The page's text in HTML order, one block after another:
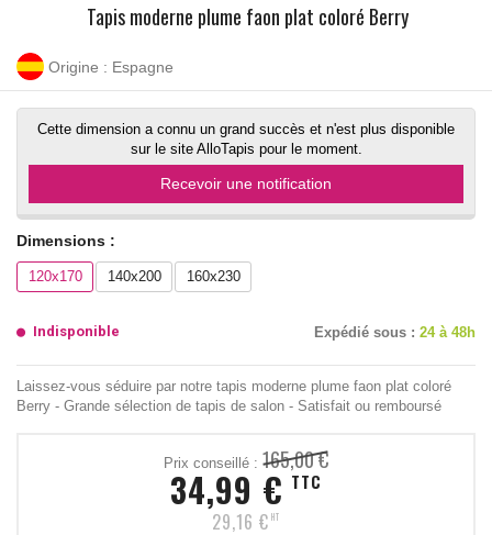
Tapis moderne plume faon plat coloré Berry
Origine : Espagne
Cette dimension a connu un grand succès et n'est plus disponible
sur le site AlloTapis pour le moment.
Recevoir une notification
Dimensions :
120x170 140x200 160x230
Indisponible Expédié sous : 24 à 48h
Laissez-vous séduire par notre tapis moderne plume faon plat coloré
Berry - Grande sélection de tapis de salon - Satisfait ou remboursé
Prix conseillé : 165,00 €
34,99 € TTC
29,16 € HT